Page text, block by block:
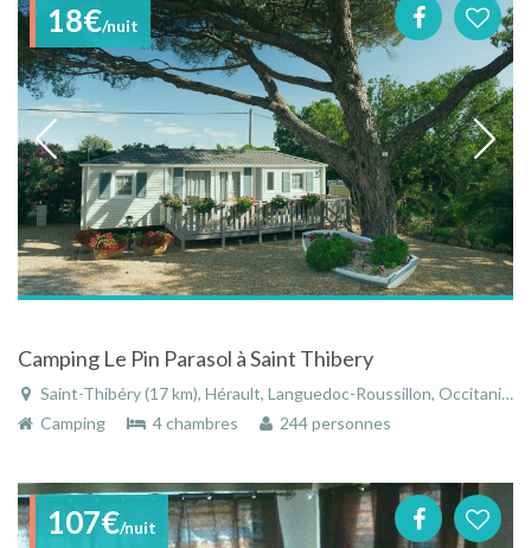
18€/nuit
Camping Le Pin Parasol à Saint Thibery
Saint-Thibéry (17 km), Hérault, Languedoc-Roussillon, Occitanie, France
Camping
4 chambres 244 personnes
107€/nuit